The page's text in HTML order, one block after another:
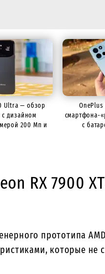
Ultra — обзор
дизайном
200 Мп и
смартфона-
с
RX 7900
прототипа
которые не